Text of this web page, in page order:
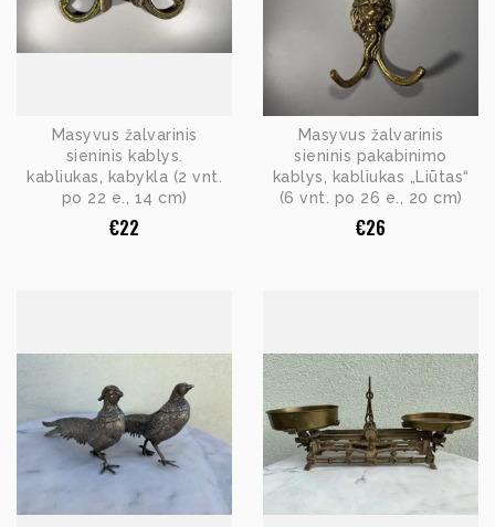
Masyvus žalvarinis
sieninis kablys.
kabliukas, kabykla (2 vnt.
po 22 e., 14 cm)
€22
Masyvus žalvarinis
sieninis pakabinimo
kablys, kabliukas „Liūtas“
(6 vnt. po 26 e., 20 cm)
€26